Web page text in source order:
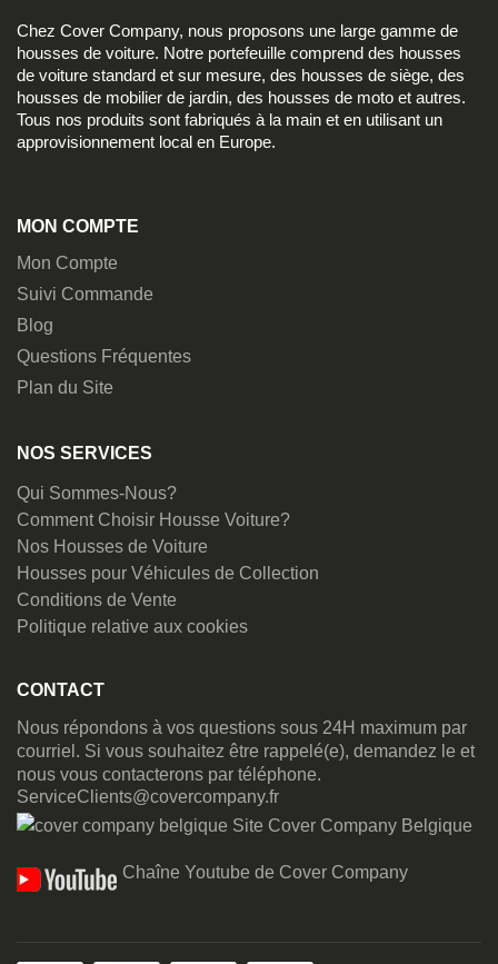
Chez Cover Company, nous proposons une large gamme de
housses de voiture. Notre portefeuille comprend des housses
de voiture standard et sur mesure, des housses de siège, des
housses de mobilier de jardin, des housses de moto et autres.
Tous nos produits sont fabriqués à la main et en utilisant un
approvisionnement local en Europe.
MON COMPTE
Mon Compte
Suivi Commande
Blog
Questions Fréquentes
Plan du Site
NOS SERVICES
Qui Sommes-Nous?
Comment Choisir Housse Voiture?
Nos Housses de Voiture
Housses pour Véhicules de Collection
Conditions de Vente
Politique relative aux cookies
CONTACT
Nous répondons à vos questions sous 24H maximum par
courriel. Si vous souhaitez être rappelé(e), demandez le et
nous vous contacterons par téléphone.
ServiceClients@covercompany.fr
Site Cover Company Belgique
Chaîne Youtube de Cover Company